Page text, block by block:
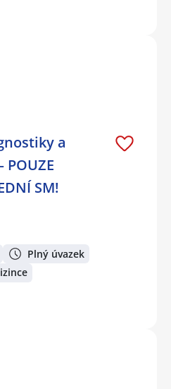
a
SM!
Plný úvazek